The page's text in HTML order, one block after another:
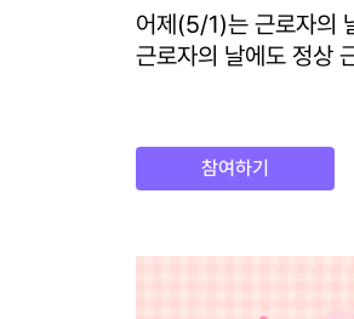
어제(5/1)는 근로자의
근로자의 날에도 정상
참여하기